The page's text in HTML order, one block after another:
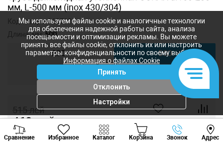
мм, L-500 мм (inox 430/304)
Код товара:169710
Длина, мм:500
250 500
515лей
460лей
Сравнение Избранное Каталог Корзина Звонок Адрес
Viber Whatsapp
Мы используем файлы cookie и аналогичные технологии
для обеспечения надежной работы сайта, анализа
посещаемости и оптимизации рекламы. Вы можете
принять все файлы cookie, отклонить их или настроить
параметры конфиденциальности по своему выбору.
Информация о файлах Cookie
Принять
Отклонить
Настройки